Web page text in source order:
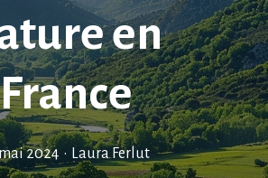
en
France
2024 • Laura Ferlut